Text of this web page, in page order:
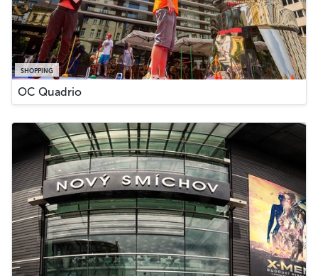
SHOPPING
OC Quadrio